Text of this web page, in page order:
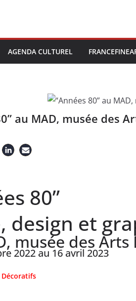
AGENDA CULTUREL
au MAD, musée des
80”
design et
musée des
2022 au 16 avril 2023
Décoratifs